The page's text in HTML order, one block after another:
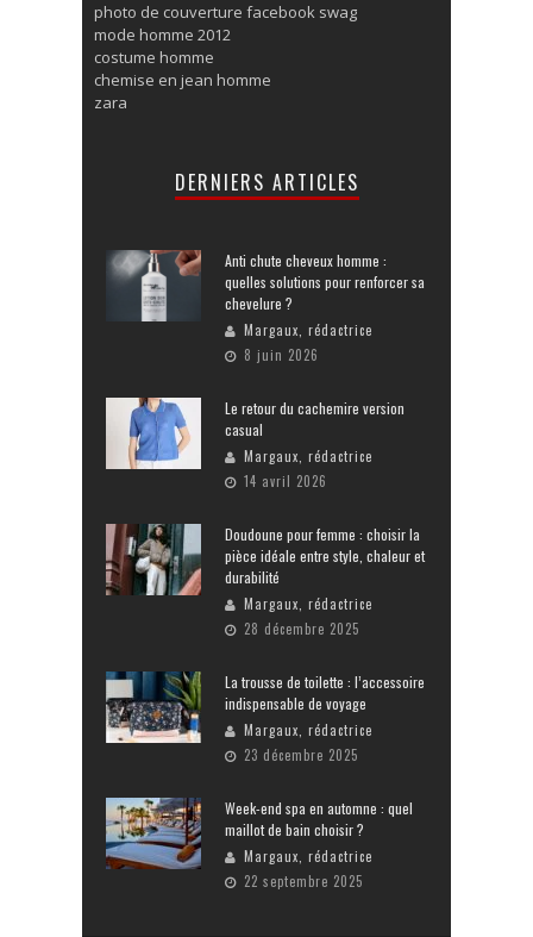
photo de couverture facebook swag
mode homme 2012
costume homme
chemise en jean homme
zara
DERNIERS ARTICLES
Anti chute cheveux homme :
quelles solutions pour renforcer sa
chevelure ?
Margaux, rédactrice
8 juin 2026
Le retour du cachemire version
casual
Margaux, rédactrice
14 avril 2026
Doudoune pour femme : choisir la
pièce idéale entre style, chaleur et
durabilité
Margaux, rédactrice
28 décembre 2025
La trousse de toilette : l’accessoire
indispensable de voyage
Margaux, rédactrice
23 décembre 2025
Week-end spa en automne : quel
maillot de bain choisir ?
Margaux, rédactrice
22 septembre 2025